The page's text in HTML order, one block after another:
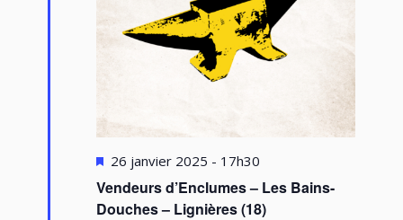
Mis
avant
26 janvier 2025 - 17h30
Vendeurs d’Enclumes – Les Bains-
Douches – Lignières (18)